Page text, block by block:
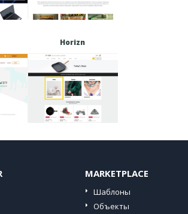
Horizn
MARKETPLACE
Шаблоны
Объекты